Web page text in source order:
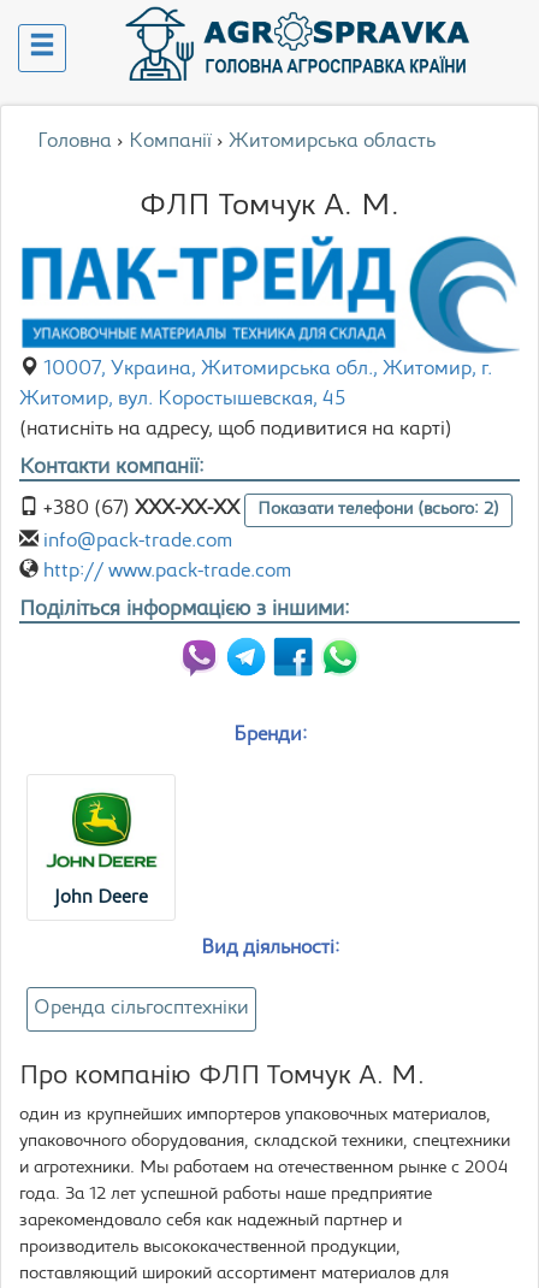
Головна › Компанії › Житомирська область
ФЛП Томчук А. М.
10007, Украина, Житомирська обл., Житомир, г.
Житомир, вул. Коростышевская, 45
(натисніть на адресу, щоб подивитися на карті)
Контакти компанії:
+380 (67) XXX-XX-XX Показати телефони (всього: 2)
info@pack-trade.com
http:// www.pack-trade.com
Поділіться інформацією з іншими:
Бренди:
John Deere
Вид діяльності:
Оренда сільгосптехніки
Про компанію ФЛП Томчук А. М.
один из крупнейших импортеров упаковочных материалов,
упаковочного оборудования, складской техники, спецтехники
и агротехники. Мы работаем на отечественном рынке с 2004
года. За 12 лет успешной работы наше предприятие
зарекомендовало себя как надежный партнер и
производитель высококачественной продукции,
поставляющий широкий ассортимент материалов для